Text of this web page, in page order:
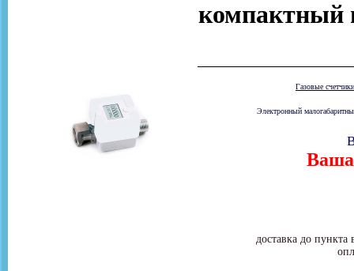
компактный
Газовые
Электронный
Ваша
доставка до